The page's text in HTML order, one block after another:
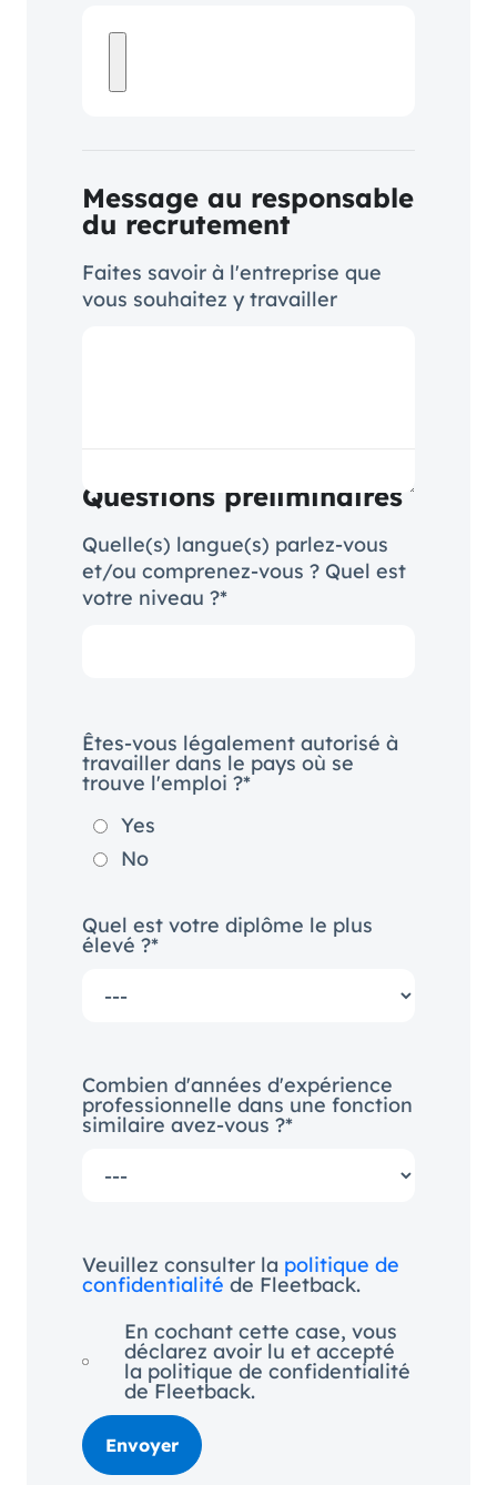
Message au responsable
du recrutement
Faites savoir à l'entreprise que
vous souhaitez y travailler
Questions préliminaires
Quelle(s) langue(s) parlez-vous
et/ou comprenez-vous ? Quel est
votre niveau ?*
Êtes-vous légalement autorisé à
travailler dans le pays où se
trouve l'emploi ?*
Yes
No
Quel est votre diplôme le plus
élevé ?*
Combien d'années d'expérience
professionnelle dans une fonction
similaire avez-vous ?*
Veuillez consulter la politique de
confidentialité de Fleetback.
En cochant cette case, vous
déclarez avoir lu et accepté
la politique de confidentialité
de Fleetback.